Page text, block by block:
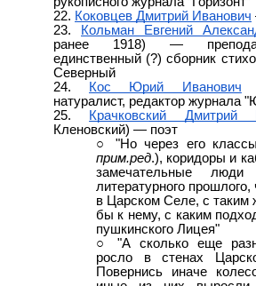
Коковцев Дмитрий Иванович
Кольман Евгений
ранее 1918) —
единственный (?) сборник
Северный
Кос Юрий Иванович
натуралист, редактор журнала
Крачковский Дмитрий
Кленовский) — поэт
"Но через его
прим.ред.), коридоры и
замечательные люди
литературного прошлого,
в Царском Селе, с таким
бы к нему, с каким
пушкинского Лицея"
"А сколько еще
росло в стенах
Повернись иначе